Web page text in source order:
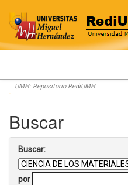
Skip
navigation
UMH: Repositorio RediUMH
Buscar
Buscar:
por